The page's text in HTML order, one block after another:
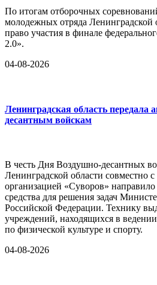
По итогам отборочных
молодежных отряда Ленинградской
право участия в финале
2.0».
04-08-2026
Ленинградская область передала
десантным войскам
В честь Дня Воздушно-десантных
Ленинградской области совместно с
организацией «Суворов»
средства для решения задач
Российской Федерации. Технику
учреждений, находящихся в
по физической культуре и спорту.
04-08-2026